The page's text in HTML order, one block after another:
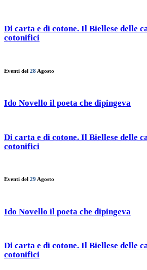
Di carta e di cotone. Il Biellese delle
cotonifici
Eventi del 28 Agosto
Ido Novello il poeta che dipingeva
Di carta e di cotone. Il Biellese delle
cotonifici
Eventi del 29 Agosto
Ido Novello il poeta che dipingeva
Di carta e di cotone. Il Biellese delle
cotonifici